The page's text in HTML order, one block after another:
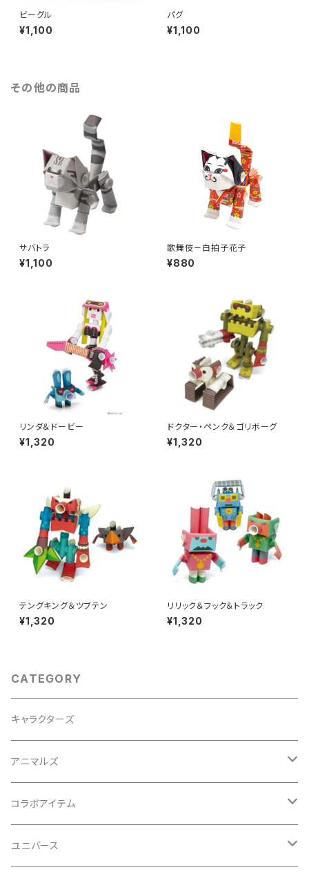
ビーグル
¥1,100
パグ
¥1,100
その他の商品
サバトラ
¥1,100
歌舞伎－白拍子花子
¥880
リンダ＆ドービー
¥1,320
ドクター・ペンク＆ゴリボーグ
¥1,320
テングキング＆ツブテン
¥1,320
リリック＆フック＆トラック
¥1,320
CATEGORY
キャラクターズ
アニマルズ
イヌシリーズ
ネコシリーズ
コラボアイテム
初音ミクシリーズ
ユニバース